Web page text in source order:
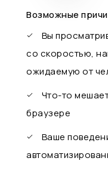
Возможные
Вы
со скоростью,
ожидаемую от
Что-то
браузере
Ваше